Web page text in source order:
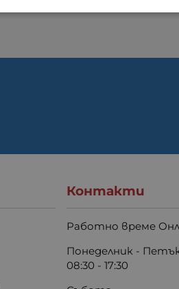
Контакти
Работно време
Понеделник -
08:30 - 17:30